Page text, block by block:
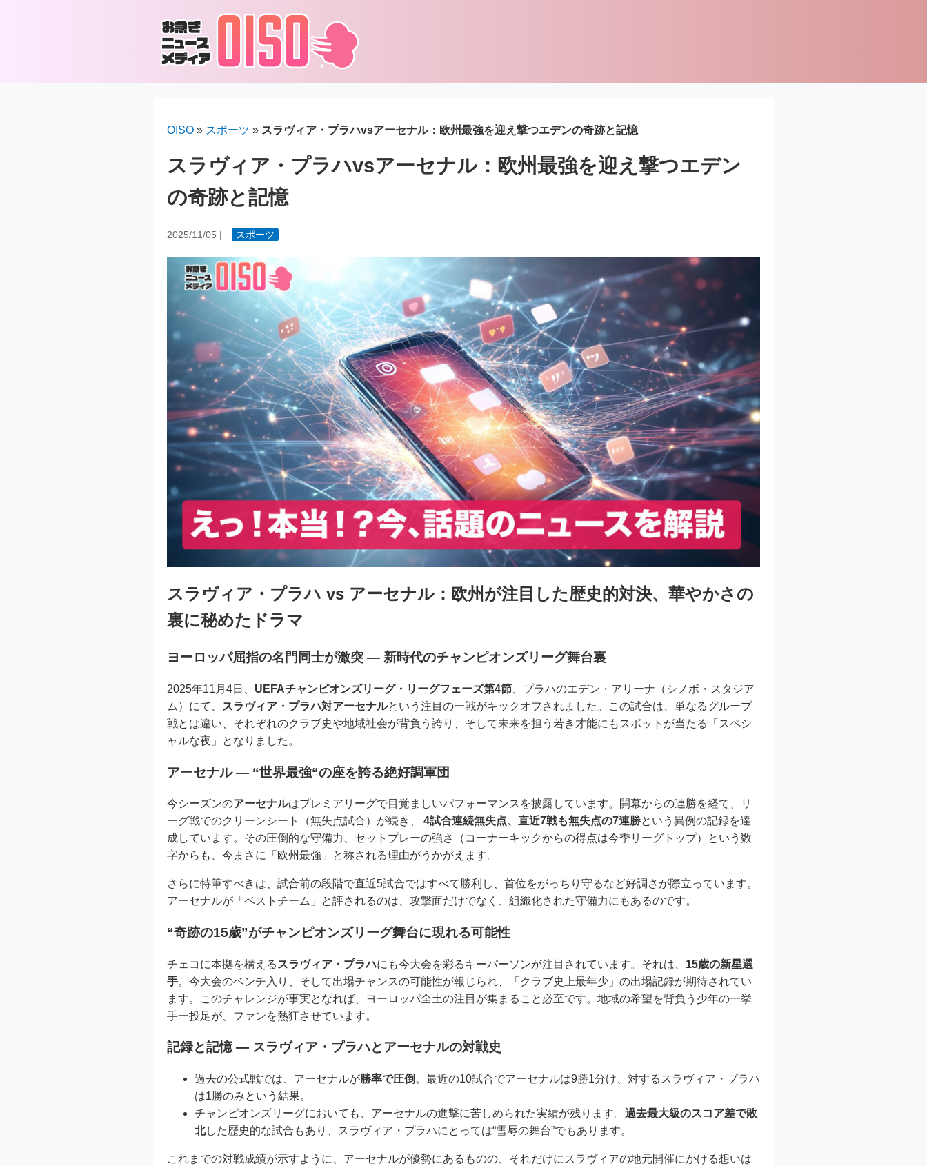
OISO » スポーツ » スラヴィア・プラハvsアーセナル：欧州最強を迎え撃つエデンの奇跡と記憶
スラヴィア・プラハvsアーセナル：欧州最強を迎え撃つエデン
の奇跡と記憶
2025/11/05 | スポーツ
スラヴィア・プラハ vs アーセナル：欧州が注目した歴史的対決、華やかさの
裏に秘めたドラマ
ヨーロッパ屈指の名門同士が激突 ― 新時代のチャンピオンズリーグ舞台裏
2025年11月4日、 UEFAチャンピオンズリーグ・リーグフェーズ第4節 、プラハのエデン・アリーナ（シノボ・スタジア
ム）にて、
スラヴィア・プラハ対アーセナルという注目の一戦がキックオフされました。この試合は、単なるグループ
戦とは違い、それぞれのクラブ史や地域社会が背負う誇り、そして未来を担う若き才能にもスポットが当たる「スペシ
ャルな夜」となりました。
アーセナル ― “世界最強“の座を誇る絶好調軍団
今シーズンのアーセナルはプレミアリーグで目覚ましいパフォーマンスを披露しています。開幕からの連勝を経て、リ
ーグ戦でのクリーンシート（無失点試合）が続き、 4試合連続無失点、直近7戦も無失点の7連勝という異例の記録を達
成しています。その圧倒的な守備力、セットプレーの強さ（コーナーキックからの得点は今季リーグトップ）という数
字からも、今まさに「欧州最強」と称される理由がうかがえます。
さらに特筆すべきは、試合前の段階で直近5試合ではすべて勝利し、首位をがっちり守るなど好調さが際立っています。
アーセナルが「ベストチーム」と評されるのは、攻撃面だけでなく、組織化された守備力にもあるのです。
“奇跡の15歳”がチャンピオンズリーグ舞台に現れる可能性
チェコに本拠を構える スラヴィア・プラハにも今大会を彩るキーパーソンが注目されています。それは、 15歳の新星選
手。今大会のベンチ入り、そして出場チャンスの可能性が報じられ、「クラブ史上最年少」の出場記録が期待されてい
ます。このチャレンジが事実となれば、ヨーロッパ全土の注目が集まること必至です。地域の希望を背負う少年の一挙
手一投足が、ファンを熱狂させています。
記録と記憶 ― スラヴィア・プラハとアーセナルの対戦史
過去の公式戦では、アーセナルが勝率で圧倒 。最近の10試合でアーセナルは9勝1分け、対するスラヴィア・プラハ
は1勝のみという結果。
チャンピオンズリーグにおいても、アーセナルの進撃に苦しめられた実績が残ります。 過去最大級のスコア差で敗
北した歴史的な試合もあり、スラヴィア・プラハにとっては“雪辱の舞台”でもあります。
これまでの対戦成績が示すように、アーセナルが優勢にあるものの、それだけにスラヴィアの地元開催にかける想いは